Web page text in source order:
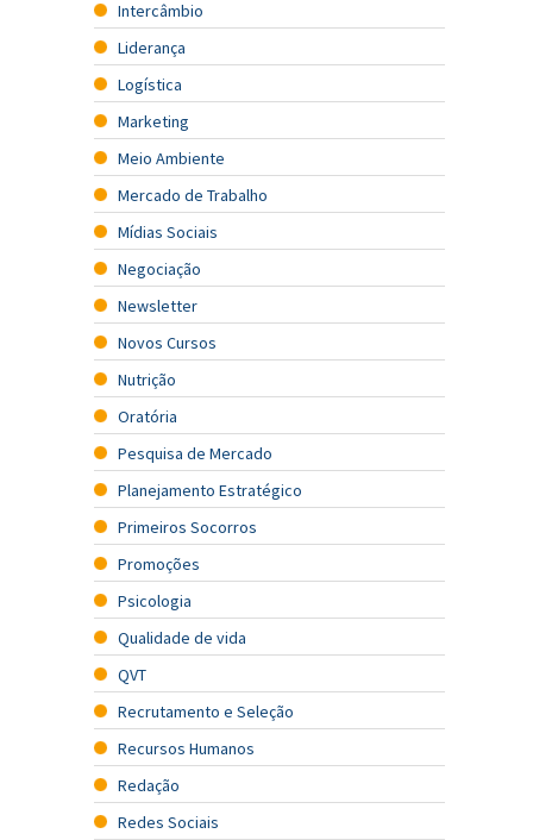
Intercâmbio
Liderança
Logística
Marketing
Meio Ambiente
Mercado de Trabalho
Mídias Sociais
Negociação
Newsletter
Novos Cursos
Nutrição
Oratória
Pesquisa de Mercado
Planejamento Estratégico
Primeiros Socorros
Promoções
Psicologia
Qualidade de vida
QVT
Recrutamento e Seleção
Recursos Humanos
Redação
Redes Sociais